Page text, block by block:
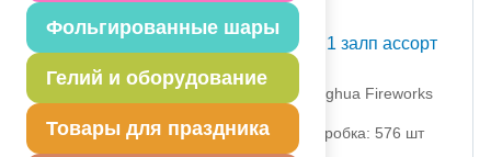
Фольгированные шары
Гелий и оборудование
Товары для праздника
Ракета Знаки зодиака 1 залп ассорт
1510-0011 Pingxiang Ronghua Fireworks
партия поставки: 1 шт коробка: 576 шт